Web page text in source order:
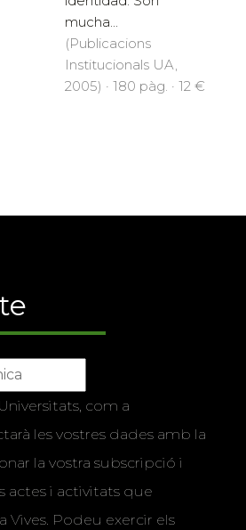
mucha...
(Publicacions
Institucionals UA,
2005) · 180 pàg. · 12 €
com a
les vostres dades amb la
la vostra subscripció i
actes i activitats que
Vives. Podeu exercir els